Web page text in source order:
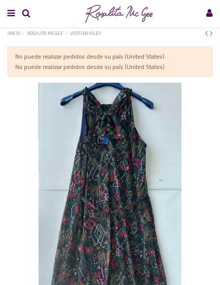
INICIO ROSALITA MCGEE VESTIDO AILEY
No puede realizar pedidos desde su país (United States).
No puede realizar pedidos desde su país (United States).